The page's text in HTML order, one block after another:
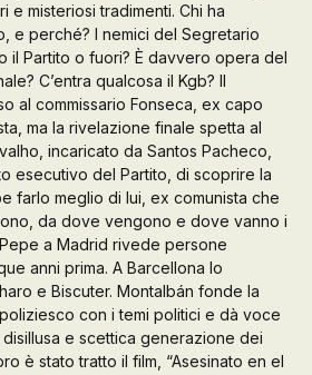
e misteriosi tradimenti. Chi ha
e perché? I nemici del Segretario
il Partito o fuori? È davvero opera del
C’entra qualcosa il Kgb? Il
al commissario Fonseca, ex capo
ma la rivelazione finale spetta al
incaricato da Santos Pacheco,
esecutivo del Partito, di scoprire la
farlo meglio di lui, ex comunista che
da dove vengono e dove vanno i
a Madrid rivede persone
anni prima. A Barcellona lo
e Biscuter. Montalbán fonde la
con i temi politici e dà voce
e scettica generazione dei
è stato tratto il film, “Asesinato en el